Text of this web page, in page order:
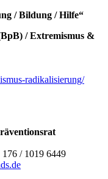
/ Bildung / Hilfe“
/ Extremismus &
radikalisierung/
/ 1019 6449